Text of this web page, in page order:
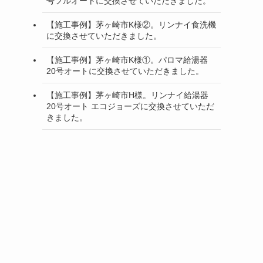
【施工事例】茅ヶ崎市K様②。リンナイ食洗機
に交換させていただきました。
【施工事例】茅ヶ崎市K様①。パロマ給湯器
20号オートに交換させていただきました。
【施工事例】茅ヶ崎市H様。リンナイ給湯器
20号オート エコジョーズに交換させていただ
きました。